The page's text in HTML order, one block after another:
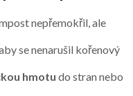
nepřemokřil, ale
aby se nenarušil kořenový
hmotu do stran nebo